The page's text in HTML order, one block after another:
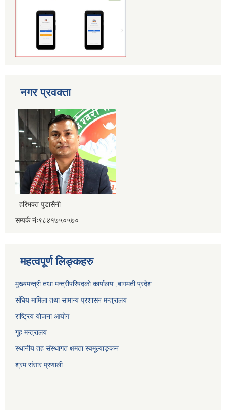
नगर प्रवक्ता
हरिभक्त पुडासैनी
सम्पर्क नंः९८४१७५०५७०
महत्वपूर्ण लिङ्कहरु
मुख्यमन्त्री तथा मन्त्रीपरिषदको कार्यालय ,बागमती प्रदेश
संघिय मामिला तथा सामान्य प्रशासन मन्त्रालय
राष्ट्रिय योजना आयोग
गूह मन्त्रालय
स्थानीय तह संस्थागत क्षमता स्वमूल्याङ्कन
श्रम संसार प्रणाली